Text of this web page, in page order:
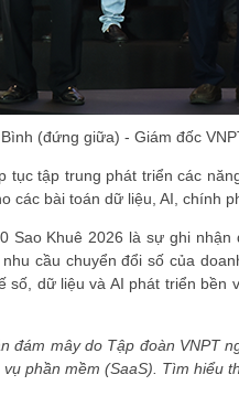
(đứng giữa) - Giám đốc
tục tập trung phát triển các
các bài toán dữ liệu, AI, chính
Sao Khuê 2026 là sự ghi
cầu chuyển đổi số của
số, dữ liệu và AI phát triển
đám mây do Tập đoàn VNPT
phần mềm (SaaS). Tìm hiểu